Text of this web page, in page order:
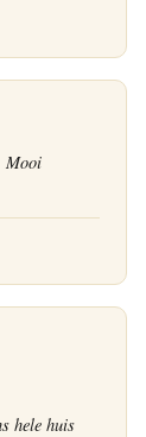
Mooi
hele huis